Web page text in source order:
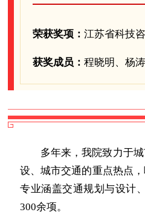
荣获奖项： 江苏省科技
获奖成员： 程晓明、杨
多年来，我院致力于
设、城市交通的重点热点
专业涵盖交通规划与设计
300余项。